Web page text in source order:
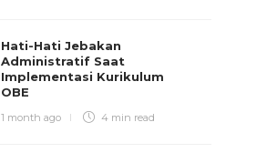
Hati-Hati Jebakan
Administratif Saat
Implementasi Kurikulum
OBE
1 month ago 4 min read